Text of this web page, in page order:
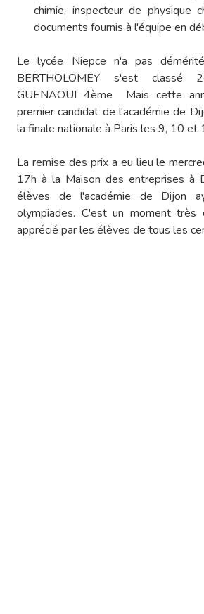
chimie, inspecteur de physique
documents fournis à l'équipe en
Le lycée Niepce n'a pas
BERTHOLOMEY s'est classé
GUENAOUI 4ème Mais cette
premier candidat de l'académie de
la finale nationale à Paris les 9, 10 et
La remise des prix a eu lieu le
17h à la Maison des entreprises à
élèves de l'académie de Dijon
olympiades. C'est un moment très
apprécié par les élèves de tous les